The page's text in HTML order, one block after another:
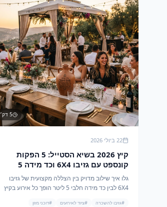
5דק׳
22 ביולי 2026
קיץ 2026 בשיא הסטייל: 5 הפקות
קונספט עם גזיבו 6X4 וכד מידה 5
ליטר של מהמה
גלו איך שילוב מדויק בין הצללה מקצועית של גזיבו
6X4 לבין כד מידה חלבי 5 ליטר הופך כל אירוע בקיץ
#גזיבו להשכרה #ציוד לאירועים #דוכני מזון